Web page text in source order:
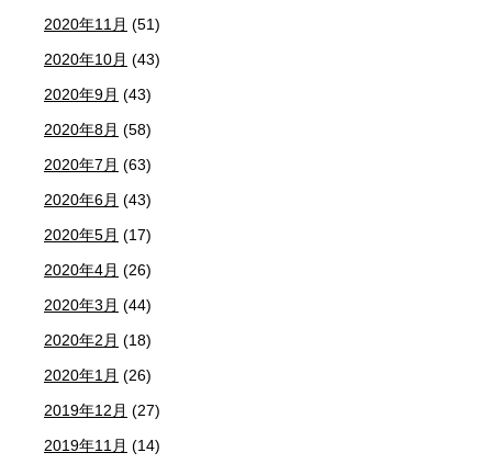
2020年11月 (51)
2020年10月 (43)
2020年9月 (43)
2020年8月 (58)
2020年7月 (63)
2020年6月 (43)
2020年5月 (17)
2020年4月 (26)
2020年3月 (44)
2020年2月 (18)
2020年1月 (26)
2019年12月 (27)
2019年11月 (14)